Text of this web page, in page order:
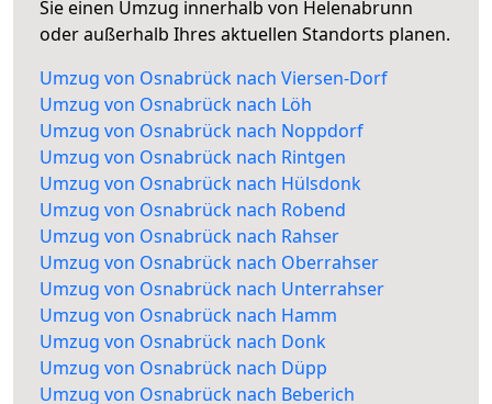
Sie einen Umzug innerhalb von Helenabrunn
oder außerhalb Ihres aktuellen Standorts planen.
Umzug von Osnabrück nach Viersen-Dorf
Umzug von Osnabrück nach Löh
Umzug von Osnabrück nach Noppdorf
Umzug von Osnabrück nach Rintgen
Umzug von Osnabrück nach Hülsdonk
Umzug von Osnabrück nach Robend
Umzug von Osnabrück nach Rahser
Umzug von Osnabrück nach Oberrahser
Umzug von Osnabrück nach Unterrahser
Umzug von Osnabrück nach Hamm
Umzug von Osnabrück nach Donk
Umzug von Osnabrück nach Düpp
Umzug von Osnabrück nach Beberich